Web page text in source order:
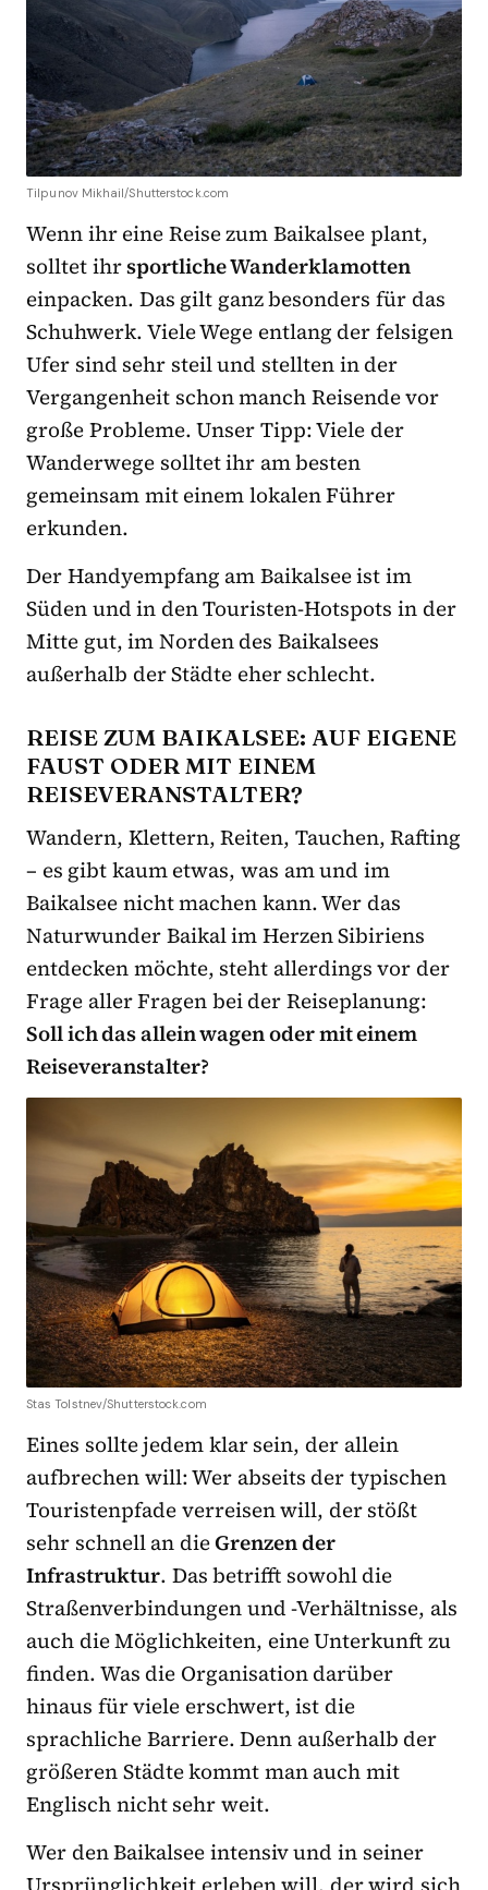
Tilpunov Mikhail/Shutterstock.com
Wenn ihr eine Reise zum Baikalsee plant,
solltet ihrsportliche Wanderklamotten
einpacken. Das gilt ganz besonders für das
Schuhwerk. Viele Wege entlang der felsigen
Ufer sind sehr steil und stellten in der
Vergangenheit schon manch Reisende vor
große Probleme. Unser Tipp: Viele der
Wanderwege solltet ihr am besten
gemeinsam mit einem lokalen Führer
erkunden.
Der Handyempfang am Baikalsee ist im
Süden und in den Touristen-Hotspots in der
Mitte gut, im Norden des Baikalsees
außerhalb der Städte eher schlecht.
REISE ZUM BAIKALSEE: AUF EIGENE
FAUST ODER MIT EINEM
REISEVERANSTALTER?
Wandern, Klettern, Reiten, Tauchen, Rafting
– es gibt kaum etwas, was am und im
Baikalsee nicht machen kann. Wer das
Naturwunder Baikal im Herzen Sibiriens
entdecken möchte, steht allerdings vor der
Frage aller Fragen bei der Reiseplanung:
Soll ich das allein wagen oder mit einem
Reiseveranstalter?
Stas Tolstnev/Shutterstock.com
Eines sollte jedem klar sein, der allein
aufbrechen will: Wer abseits der typischen
Touristenpfade verreisen will, der stößt
sehr schnell an dieGrenzen der
Infrastruktur. Das betrifft sowohl die
Straßenverbindungen und -Verhältnisse, als
auch die Möglichkeiten, eine Unterkunft zu
finden. Was die Organisation darüber
hinaus für viele erschwert, ist die
sprachliche Barriere. Denn außerhalb der
größeren Städte kommt man auch mit
Englisch nicht sehr weit.
Wer den Baikalsee intensiv und in seiner